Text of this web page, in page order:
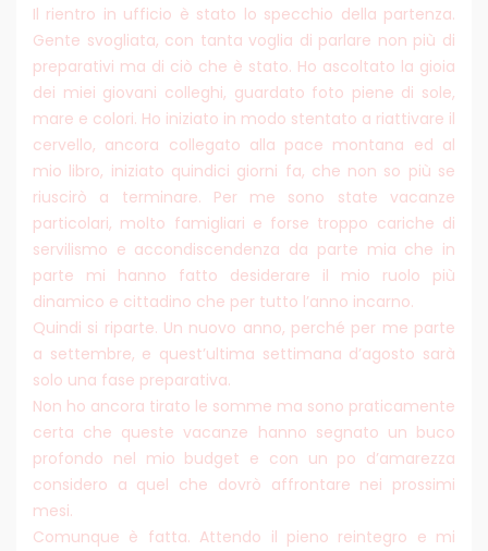
Il rientro in ufficio è stato lo specchio della partenza.
Gente svogliata, con tanta voglia di parlare non più di
preparativi ma di ciò che è stato. Ho ascoltato la gioia
dei miei giovani colleghi, guardato foto piene di sole,
mare e colori. Ho iniziato in modo stentato a riattivare il
cervello, ancora collegato alla pace montana ed al
mio libro, iniziato quindici giorni fa, che non so più se
riuscirò a terminare. Per me sono state vacanze
particolari, molto famigliari e forse troppo cariche di
servilismo e accondiscendenza da parte mia che in
parte mi hanno fatto desiderare il mio ruolo più
dinamico e cittadino che per tutto l’anno incarno.
Quindi si riparte. Un nuovo anno, perché per me parte
a settembre, e quest’ultima settimana d’agosto sarà
solo una fase preparativa.
Non ho ancora tirato le somme ma sono praticamente
certa che queste vacanze hanno segnato un buco
profondo nel mio budget e con un po d’amarezza
considero a quel che dovrò affrontare nei prossimi
mesi.
Comunque è fatta. Attendo il pieno reintegro e mi